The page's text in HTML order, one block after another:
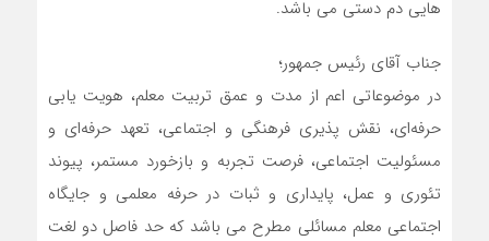
هایی دم دستی می باشد.
جناب آقای رئیس جمهور؛
در موضوعاتی اعم از مدت و عمق تربیت معلم، هویت یابی
حرفه‌ای، نقش پذیری فرهنگی و اجتماعی، تعهد حرفه‌ای و
مسئولیت اجتماعی، فرصت تجربه و بازخورد مستمر، پیوند
تئوری و عمل، پایداری و ثبات در حرفه معلمی و جایگاه
اجتماعی معلم مسائلی مطرح می باشد که حد فاصل دو لغت